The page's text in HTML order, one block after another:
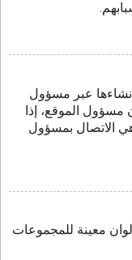
عبر مسؤول
مسؤول الموقع، إذا
الاتصال بمسؤول
معينة للمجموعات